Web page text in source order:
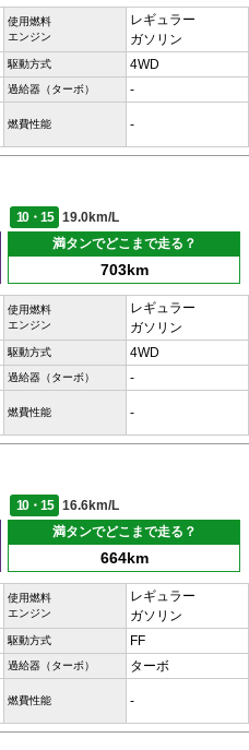
使用燃料
エンジン
レギュラー
ガソリン
駆動方式 4WD
過給器（ターボ） -
燃費性能 -
10・15
19.0km/L
満タンでどこまで走る？
703km
使用燃料
エンジン
レギュラー
ガソリン
駆動方式 4WD
過給器（ターボ） -
燃費性能 -
10・15
16.6km/L
満タンでどこまで走る？
664km
使用燃料
エンジン
レギュラー
ガソリン
駆動方式 FF
過給器（ターボ） ターボ
燃費性能 -